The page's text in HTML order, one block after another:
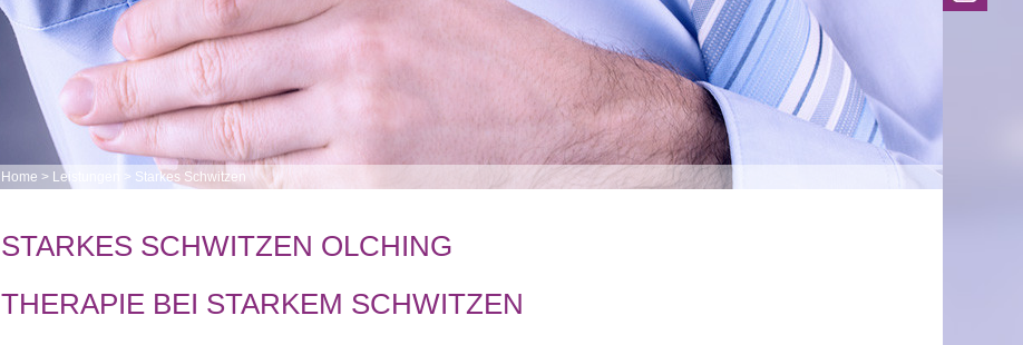
Home > Leistungen > Starkes Schwitzen
STARKES SCHWITZEN OLCHING
THERAPIE BEI STARKEM SCHWITZEN